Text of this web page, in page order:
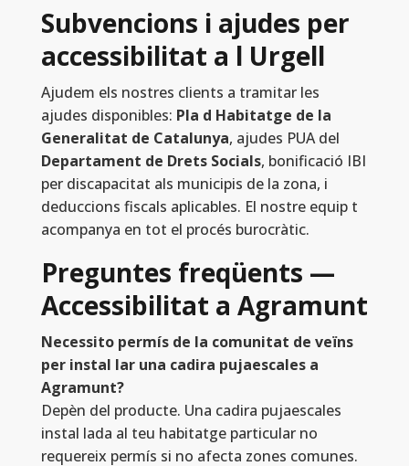
Subvencions i ajudes per
accessibilitat a l Urgell
Ajudem els nostres clients a tramitar les
ajudes disponibles: Pla d Habitatge de la
Generalitat de Catalunya, ajudes PUA del
Departament de Drets Socials, bonificació IBI
per discapacitat als municipis de la zona, i
deduccions fiscals aplicables. El nostre equip t
acompanya en tot el procés burocràtic.
Preguntes freqüents —
Accessibilitat a Agramunt
Necessito permís de la comunitat de veïns
per instal lar una cadira pujaescales a
Agramunt?
Depèn del producte. Una cadira pujaescales
instal lada al teu habitatge particular no
requereix permís si no afecta zones comunes.